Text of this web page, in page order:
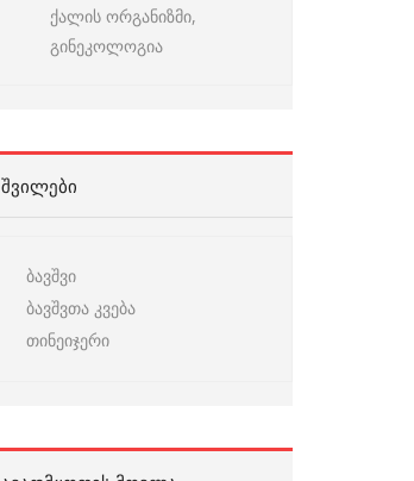
ქალის ორგანიზმი,
გინეკოლოგია
ᲨᲕᲘᲚᲔᲑᲘ
ბავშვი
ბავშვთა კვება
თინეიჯერი